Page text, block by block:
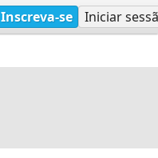
Inscreva-se Iniciar